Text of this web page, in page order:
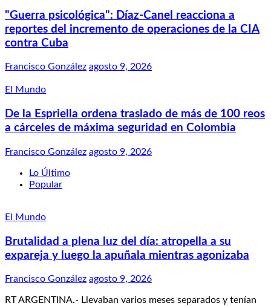
"Guerra psicológica": Díaz-Canel reacciona a
reportes del incremento de operaciones de la CIA
contra Cuba
Francisco González agosto 9, 2026
El Mundo
De la Espriella ordena traslado de más de 100 reos
a cárceles de máxima seguridad en Colombia
Francisco González agosto 9, 2026
Lo Último
Popular
El Mundo
Brutalidad a plena luz del día: atropella a su
expareja y luego la apuñala mientras agonizaba
Francisco González agosto 9, 2026
RT ARGENTINA.- Llevaban varios meses separados y tenían